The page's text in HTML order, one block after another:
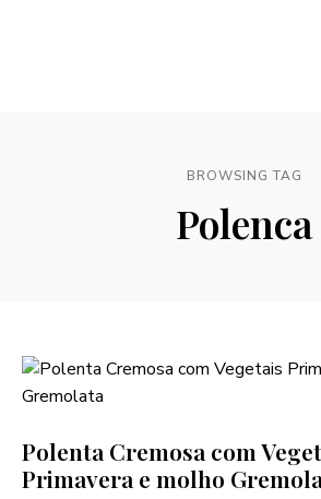
BROWSING TAG
Polenca
Polenta Cremosa com
Primavera e molho